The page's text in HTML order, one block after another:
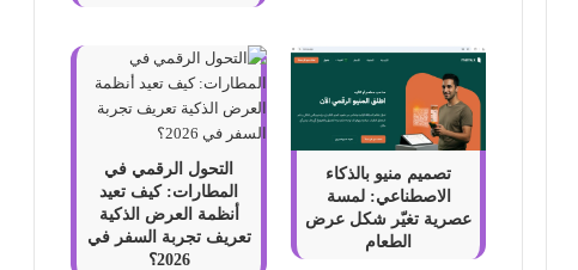
تصميم منيو بالذكاء
الاصطناعي: لمسة
عصرية تغيّر شكل عرض
الطعام
التحول الرقمي في
المطارات: كيف تعيد
أنظمة العرض الذكية
تعريف تجربة السفر في
2026؟